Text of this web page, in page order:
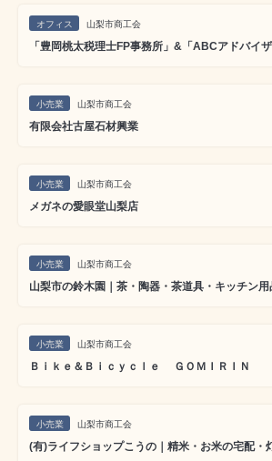
オフィス 山梨市商工会
「豊岡桃太税理士FP事務所」&「ABCアドバイザ
小売業 山梨市商工会
有限会社古屋石材興業
小売業 山梨市商工会
メガネの愛眼堂山梨店
小売業 山梨市商工会
山梨市の鈴木園｜茶・陶器・茶道具・キッチン用
小売業 山梨市商工会
Ｂｉｋｅ＆Ｂｉｃｙｃｌｅ ＧＯＭＩＲＩＮ
小売業 山梨市商工会
(有)ライフショップこうの｜精米・お米の宅配・